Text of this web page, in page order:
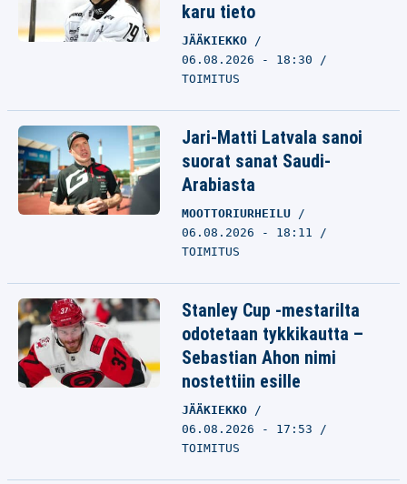
karu tieto
JÄÄKIEKKO
06.08.2026 - 18:30
TOIMITUS
Jari-Matti Latvala sanoi
suorat sanat Saudi-
Arabiasta
MOOTTORIURHEILU
06.08.2026 - 18:11
TOIMITUS
Stanley Cup -mestarilta
odotetaan tykkikautta –
Sebastian Ahon nimi
nostettiin esille
JÄÄKIEKKO
06.08.2026 - 17:53
TOIMITUS